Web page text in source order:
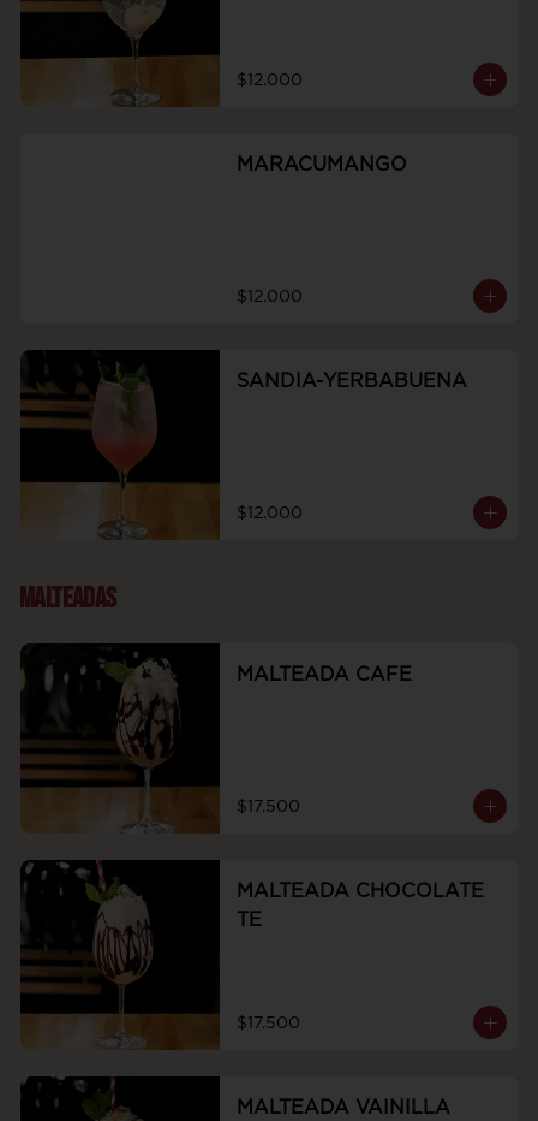
$12.000
MARACUMANGO
$12.000
SANDIA-YERBABUENA
$12.000
MALTEADAS
MALTEADA CAFE
$17.500
MALTEADA CHOCOLATE
TE
$17.500
MALTEADA VAINILLA